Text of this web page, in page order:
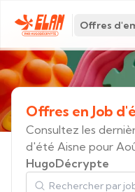
Offres
Offres en Job
Consultez les
d'été Aisne pour
HugoDécrypte
Rechercher par job,